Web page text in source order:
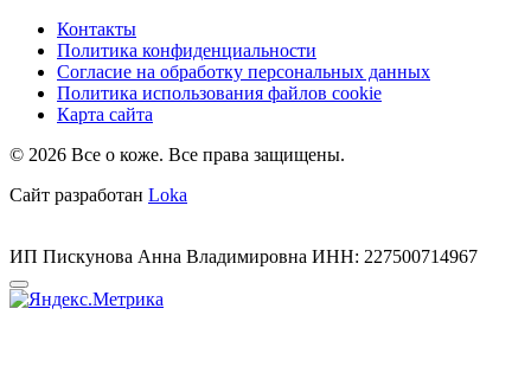
Контакты
Политика конфиденциальности
Согласие на обработку персональных данных
Политика использования файлов cookie
Карта сайта
© 2026 Все о коже. Все права защищены.
Сайт разработан Loka
ИП Пискунова Анна Владимировна ИНН: 227500714967